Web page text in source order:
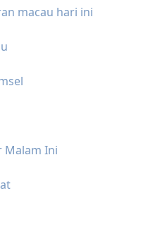
macau hari ini
Malam Ini